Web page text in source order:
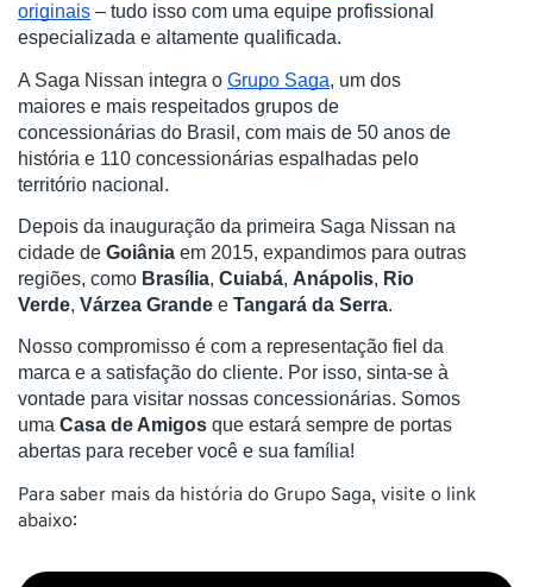
originais – tudo isso com uma equipe profissional
especializada e altamente qualificada.
A Saga Nissan integra o Grupo Saga, um dos
maiores e mais respeitados grupos de
concessionárias do Brasil, com mais de 50 anos de
história e 110 concessionárias espalhadas pelo
território nacional.
Depois da inauguração da primeira Saga Nissan na
cidade de Goiânia em 2015, expandimos para outras
regiões, como Brasília, Cuiabá, Anápolis, Rio
Verde, Várzea Grande e Tangará da Serra.
Nosso compromisso é com a representação fiel da
marca e a satisfação do cliente. Por isso, sinta-se à
vontade para visitar nossas concessionárias. Somos
uma Casa de Amigos que estará sempre de portas
abertas para receber você e sua família!
Para saber mais da história do Grupo Saga, visite o link
abaixo: